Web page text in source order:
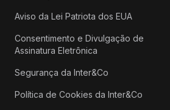
Aviso da Lei Patriota dos EUA
Consentimento e Divulgação de
Assinatura Eletrônica
Segurança da Inter&Co
Política de Cookies da Inter&Co